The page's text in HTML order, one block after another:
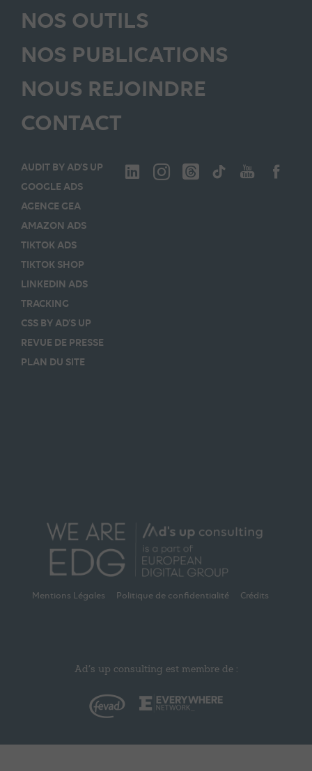
NOS OUTILS
NOS PUBLICATIONS
NOUS REJOINDRE
CONTACT
AUDIT BY AD’S UP
GOOGLE ADS
AGENCE GEA
AMAZON ADS
TIKTOK ADS
TIKTOK SHOP
LINKEDIN ADS
TRACKING
CSS BY AD’S UP
REVUE DE PRESSE
PLAN DU SITE
Mentions Légales Politique de confidentialité Crédits
Ad’s up consulting est membre de :